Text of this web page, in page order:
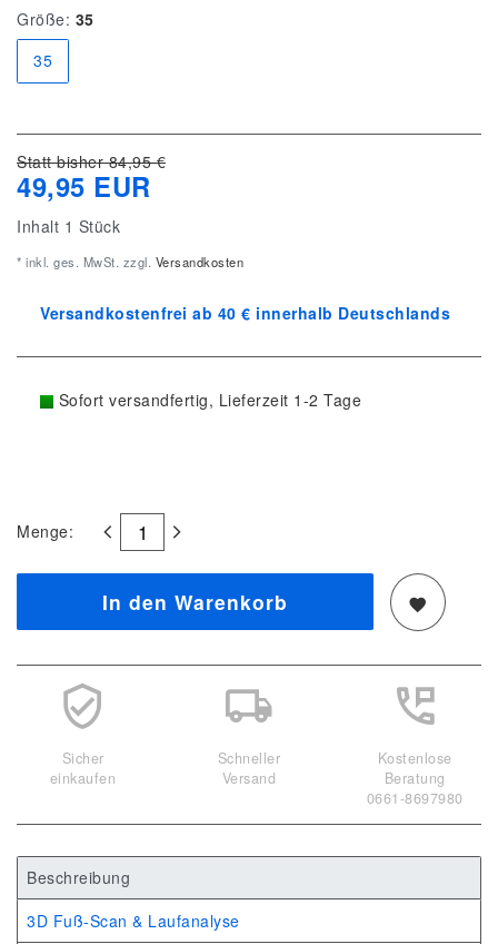
Größe: 35
35
Statt bisher 84,95 €
49,95 EUR
Inhalt 1 Stück
* inkl. ges. MwSt. zzgl. Versandkosten
Versandkostenfrei ab 40 € innerhalb Deutschlands
Sofort versandfertig, Lieferzeit 1-2 Tage
Menge:
In den Warenkorb
Sicher
einkaufen
Schneller
Versand
Kostenlose
Beratung
0661-8697980
Beschreibung
3D Fuß-Scan & Laufanalyse